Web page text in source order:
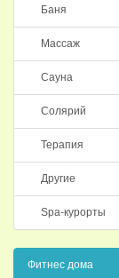
Баня
Массаж
Сауна
Солярий
Терапия
Другие
Spa-курорты
Фитнес дома